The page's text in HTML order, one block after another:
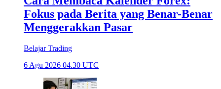
Fokus pada Berita yang Benar-Benar
Menggerakkan Pasar
Belajar Trading
6 Agu 2026 04.30 UTC